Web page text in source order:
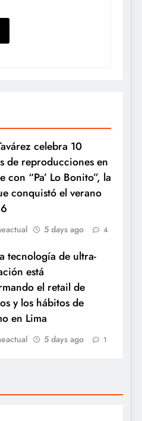
celebra 10
de reproducciones en
con “Pa’ Lo Bonito”, la
conquistó el verano
5 days ago 4
tecnología de ultra-
está
el retail de
y los hábitos de
en Lima
5 days ago 1